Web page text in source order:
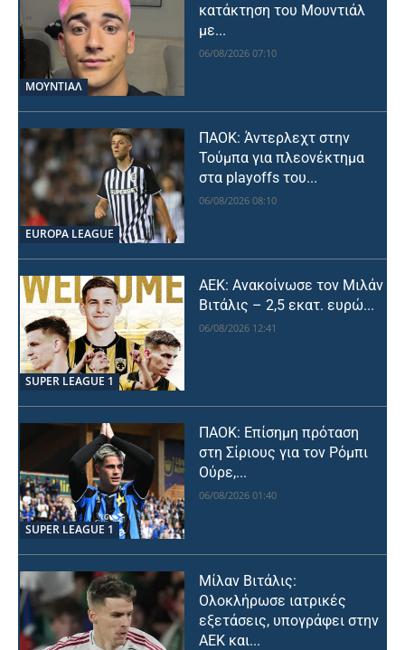
ΜΟΥΝΤΙΆΛ
κατάκτηση του Μουντιάλ
με...
06/08/2026 07:10
EUROPA LEAGUE
ΠΑΟΚ: Άντερλεχτ στην
Τούμπα για πλεονέκτημα
στα playoffs του...
06/08/2026 08:10
SUPER LEAGUE 1
ΑΕΚ: Ανακοίνωσε τον Μιλάν
Βιτάλις – 2,5 εκατ. ευρώ...
06/08/2026 12:41
SUPER LEAGUE 1
ΠΑΟΚ: Επίσημη πρόταση
στη Σίριους για τον Ρόμπι
Ούρε,...
06/08/2026 01:40
Μίλαν Βιτάλις:
Ολοκλήρωσε ιατρικές
εξετάσεις, υπογράφει στην
ΑΕΚ και...